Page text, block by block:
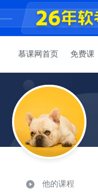
慕课网首页 免费课
他的课程